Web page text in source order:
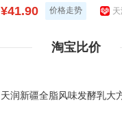
¥41.90 价格走势
淘宝比价
天润新疆全脂风味发酵乳大